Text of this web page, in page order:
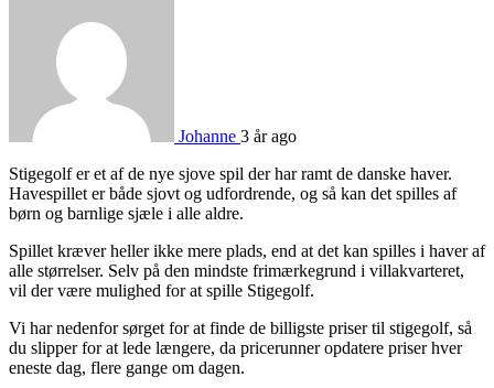
Johanne 3 år ago
Stigegolf er et af de nye sjove spil der har ramt de danske haver.
Havespillet er både sjovt og udfordrende, og så kan det spilles af
børn og barnlige sjæle i alle aldre.
Spillet kræver heller ikke mere plads, end at det kan spilles i haver af
alle størrelser. Selv på den mindste frimærkegrund i villakvarteret,
vil der være mulighed for at spille Stigegolf.
Vi har nedenfor sørget for at finde de billigste priser til stigegolf, så
du slipper for at lede længere, da pricerunner opdatere priser hver
eneste dag, flere gange om dagen.